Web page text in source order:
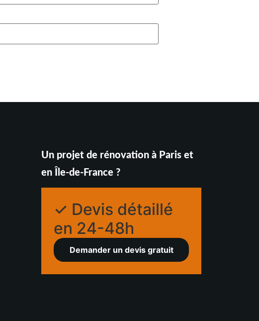
Un projet de rénovation à Paris et
en Île-de-France ?
✓ Devis détaillé
en 24-48h
Demander un devis gratuit